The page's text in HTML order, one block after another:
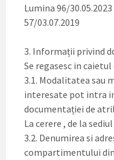
Lumina 96/
57/03.07.2019
3. Informații privind
Se regasesc in caietul
3.1. Modalitatea sau
interesate pot intra
documentației de
La cerere , de la
3.2. Denumirea si
compartimentului